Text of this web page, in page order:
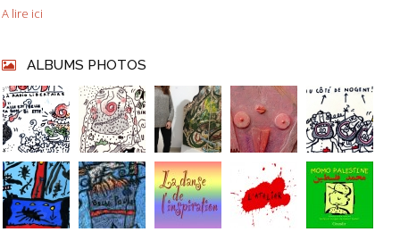
A lire ici
ALBUMS PHOTOS